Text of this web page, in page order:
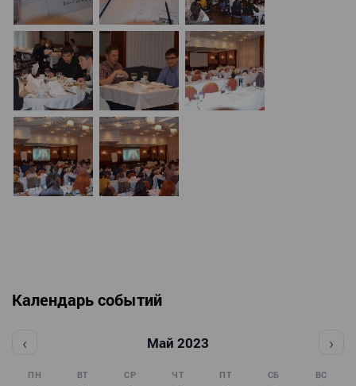
Календарь событий
‹ Май 2023 ›
ПН ВТ СР ЧТ ПТ СБ ВС